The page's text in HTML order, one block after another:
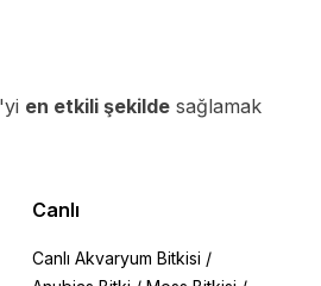
en etkili şekilde sağlamak
Canlı
Canlı Akvaryum Bitkisi /